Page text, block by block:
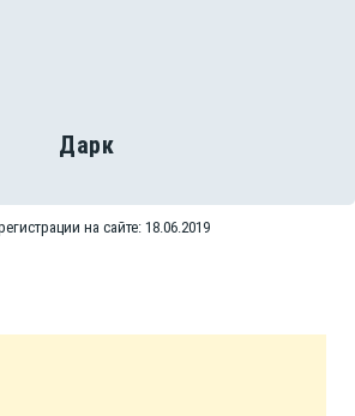
Дарк
на сайте: 18.06.2019